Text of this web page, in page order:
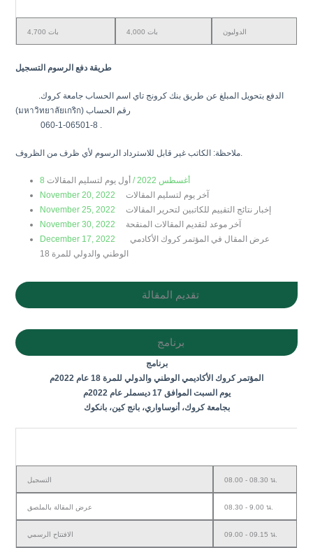
4,700 بات 4,000 بات الدوليون
طريقة دفع الرسوم التسجيل
(มหาวิทยาลัยเกริก) رقم الحساب
060-1-06501-8 .
8 أغسطس 2022 /
أول يوم لتسليم المقالات
November 20, 2022آخر يوم لتسليم المقالات
November 25, 2022إخبار نتائج التقييم للكاتبين لتحرير المقالات
November 30, 2022 آخر موعد لتقديم المقالات المنقحة
December 17, 2022 عرض المقال في المؤتمر كروك الأكادمي
الوطني والدولي للمرة 18
تقديم المقالة
برنامج
برنامج
المؤتمر كروك الأكاديمي الوطني والدولي للمرة 18 عام 2022م
يوم السبت الموافق 17 ديسملر عام 2022م
بجامعة كروك، أنوساواري، بانج كين، بانكوك
التسجيل 08.00 - 08.30 น.
عرض المقالة بالملصق 08.30 - 9.00 น.
الافتتاح الرسمي 09.00 - 09.15 น.